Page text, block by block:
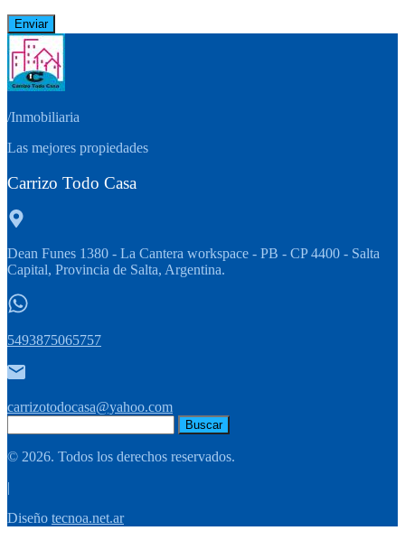
/Inmobiliaria
Las mejores propiedades
Carrizo Todo Casa
Dean Funes 1380 - La Cantera workspace - PB - CP 4400 - Salta
Capital, Provincia de Salta, Argentina.
5493875065757
carrizotodocasa@yahoo.com
© 2026. Todos los derechos reservados.
|
Diseño tecnoa.net.ar